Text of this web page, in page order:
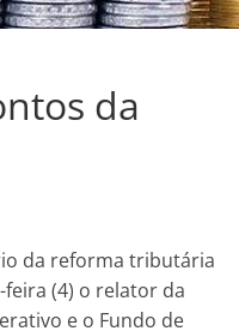
da
da reforma tributária
(4) o relator da
e o Fundo de